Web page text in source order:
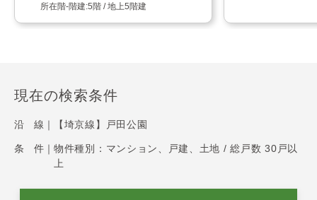
5階 / 地上5階建
現在の検索条件
沿 線｜ 【埼京線】戸田公園
条 件｜ 物件種別：マンション、戸建、土地 / 総戸数 30戸以
上